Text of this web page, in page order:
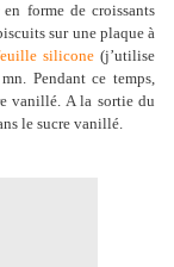
forme de croissants
sur une plaque à
silicone(j’utilise
Pendant ce temps,
vanillé. A la sortie du
le sucre vanillé.